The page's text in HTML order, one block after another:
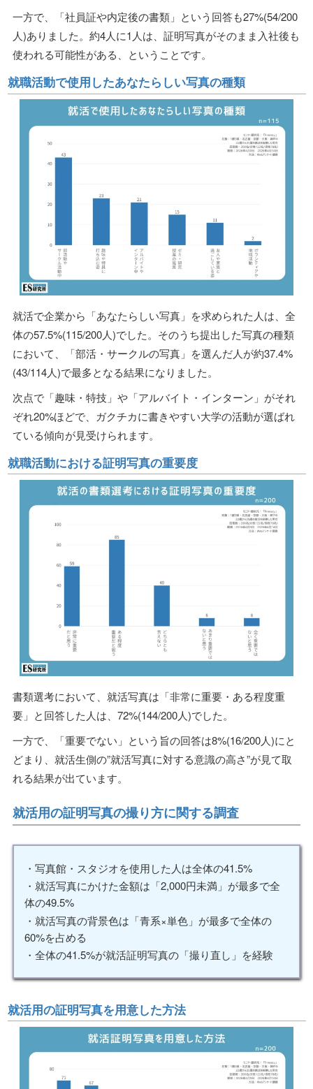
一方で、「社員証や内定後の書類」という回答も27%(54/200
人)ありました。約4人に1人は、証明写真がそのまま入社後も
使われる可能性がある、ということです。
就職活動で使用したあなたらしい写真の種類
就活で企業から「あなたらしい写真」を求められた人は、全
体の57.5%(115/200人)でした。そのうち提出した写真の種類
において、「部活・サークルの写真」を選んだ人が約37.4%
(43/114人)で最多となる結果になりました。
次点で「趣味・特技」や「アルバイト・インターン」がそれ
ぞれ20%ほどで、ガクチカに書きやすい大学の活動が選ばれ
ている傾向が見受けられます。
就職活動における証明写真の重要度
書類選考において、就活写真は「非常に重要・ある程度重
要」と回答した人は、72%(144/200人)でした。
一方で、「重要でない」という旨の回答は8%(16/200人)にと
どまり、就活生側の”就活写真に対する意識の高さ”が見て取
れる結果が出ています。
就活用の証明写真の撮り方に関する調査
・写真館・スタジオを使用した人は全体の41.5%
・就活写真にかけた金額は「2,000円未満」が最多で全
体の49.5%
・就活写真の背景色は「青系×単色」が最多で全体の
60%を占める
・全体の41.5%が就活証明写真の「撮り直し」を経験
就活用の証明写真を用意した方法